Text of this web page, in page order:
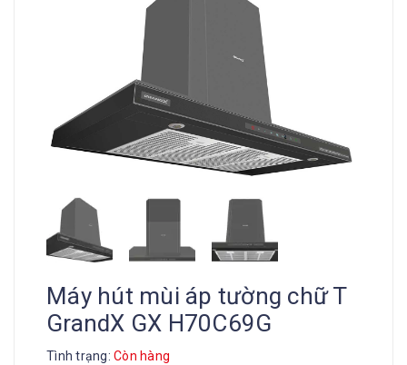
Máy hút mùi áp tường chữ T
GrandX GX H70C69G
Tình trạng: Còn hàng